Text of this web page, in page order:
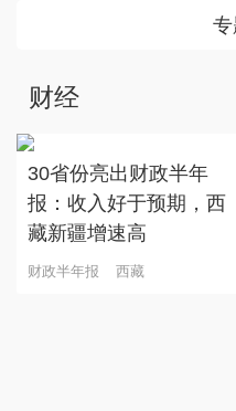
财经
30省份亮出财政半年
报：收入好于预期，西
藏新疆增速高
财政半年报 西藏